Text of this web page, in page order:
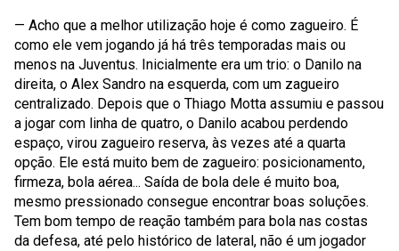
— Acho que a melhor utilização hoje é como zagueiro. É
como ele vem jogando já há três temporadas mais ou
menos na Juventus. Inicialmente era um trio: o Danilo na
direita, o Alex Sandro na esquerda, com um zagueiro
centralizado. Depois que o Thiago Motta assumiu e passou
a jogar com linha de quatro, o Danilo acabou perdendo
espaço, virou zagueiro reserva, às vezes até a quarta
opção. Ele está muito bem de zagueiro: posicionamento,
firmeza, bola aérea... Saída de bola dele é muito boa,
mesmo pressionado consegue encontrar boas soluções.
Tem bom tempo de reação também para bola nas costas
da defesa, até pelo histórico de lateral, não é um jogador